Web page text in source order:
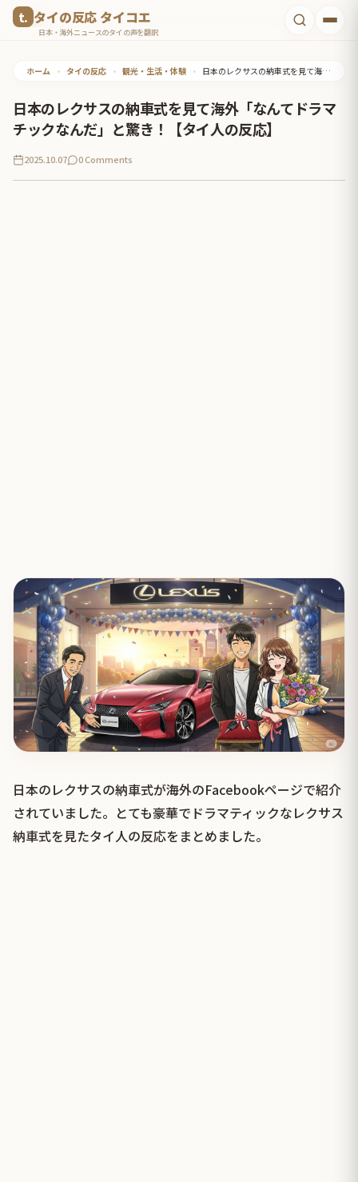
タイの反応 タイコエ
日本・海外ニュースのタイの声を翻訳
ホーム • タイの反応 • 観光・生活・体験 • 日本のレクサスの納車式を見て海外「なんてドラマチックなんだ」と驚き！【タイ人の反応】
日本のレクサスの納車式を見て海外「なんてドラマ
チックなんだ」と驚き！【タイ人の反応】
2025.10.07 0 Comments
日本のレクサスの納車式が海外のFacebookページで紹介
されていました。とても豪華でドラマティックなレクサス
納車式を見たタイ人の反応をまとめました。